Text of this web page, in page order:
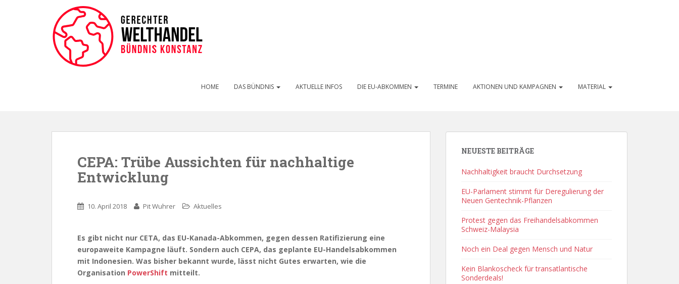
HOME DAS BÜNDNIS AKTUELLE INFOS DIE EU-ABKOMMEN TERMINE AKTIONEN UND KAMPAGNEN MATERIAL
CEPA: Trübe Aussichten für nachhaltige
Entwicklung
10. April 2018 Pit Wuhrer Aktuelles
Es gibt nicht nur CETA, das EU-Kanada-Abkommen, gegen dessen Ratifizierung eine
europaweite Kampagne läuft. Sondern auch CEPA, das geplante EU-Handelsabkommen
mit Indonesien. Was bisher bekannt wurde, lässt nicht Gutes erwarten, wie die
Organisation PowerShift mitteilt.
NEUESTE BEITRÄGE
Nachhaltigkeit braucht Durchsetzung
EU-Parlament stimmt für Deregulierung der
Neuen Gentechnik-Pflanzen
Protest gegen das Freihandelsabkommen
Schweiz-Malaysia
Noch ein Deal gegen Mensch und Natur
Kein Blankoscheck für transatlantische
Sonderdeals!